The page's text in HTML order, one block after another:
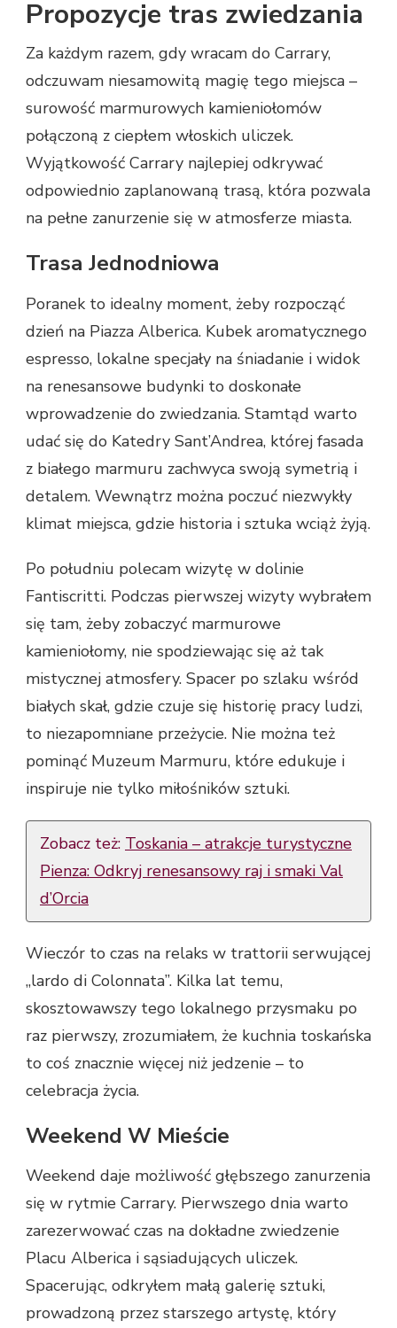
Propozycje tras zwiedzania
Za każdym razem, gdy wracam do Carrary,
odczuwam niesamowitą magię tego miejsca –
surowość marmurowych kamieniołomów
połączoną z ciepłem włoskich uliczek.
Wyjątkowość Carrary najlepiej odkrywać
odpowiednio zaplanowaną trasą, która pozwala
na pełne zanurzenie się w atmosferze miasta.
Trasa Jednodniowa
Poranek to idealny moment, żeby rozpocząć
dzień na Piazza Alberica. Kubek aromatycznego
espresso, lokalne specjały na śniadanie i widok
na renesansowe budynki to doskonałe
wprowadzenie do zwiedzania. Stamtąd warto
udać się do Katedry Sant’Andrea, której fasada
z białego marmuru zachwyca swoją symetrią i
detalem. Wewnątrz można poczuć niezwykły
klimat miejsca, gdzie historia i sztuka wciąż żyją.
Po południu polecam wizytę w dolinie
Fantiscritti. Podczas pierwszej wizyty wybrałem
się tam, żeby zobaczyć marmurowe
kamieniołomy, nie spodziewając się aż tak
mistycznej atmosfery. Spacer po szlaku wśród
białych skał, gdzie czuje się historię pracy ludzi,
to niezapomniane przeżycie. Nie można też
pominąć Muzeum Marmuru, które edukuje i
inspiruje nie tylko miłośników sztuki.
Zobacz też: Toskania – atrakcje turystyczne
Pienza: Odkryj renesansowy raj i smaki Val
d’Orcia
Wieczór to czas na relaks w trattorii serwującej
„lardo di Colonnata”. Kilka lat temu,
skosztowawszy tego lokalnego przysmaku po
raz pierwszy, zrozumiałem, że kuchnia toskańska
to coś znacznie więcej niż jedzenie – to
celebracja życia.
Weekend W Mieście
Weekend daje możliwość głębszego zanurzenia
się w rytmie Carrary. Pierwszego dnia warto
zarezerwować czas na dokładne zwiedzenie
Placu Alberica i sąsiadujących uliczek.
Spacerując, odkryłem małą galerię sztuki,
prowadzoną przez starszego artystę, który